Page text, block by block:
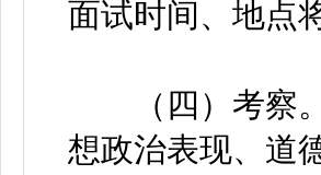
面试时间、地点
（四）考察。
想政治表现、道